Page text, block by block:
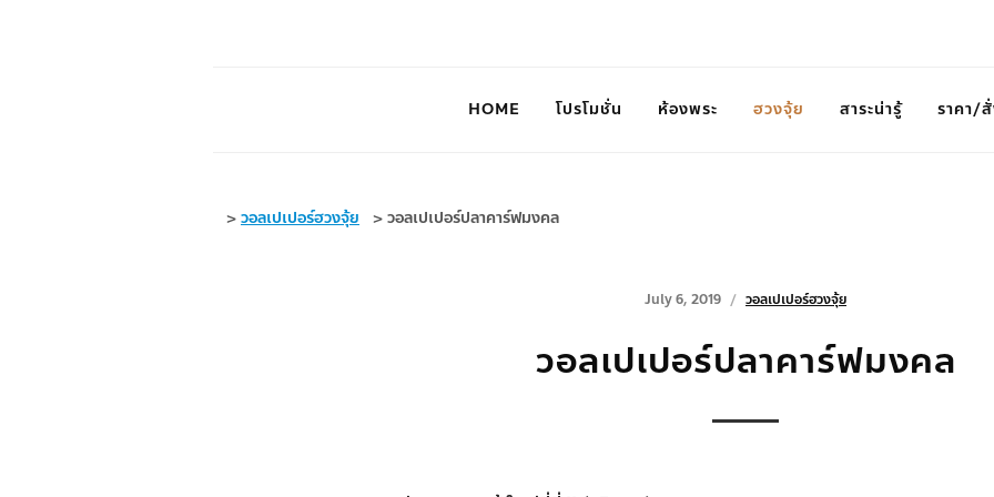
HOME โปรโมชั่น ห้องพระ ฮวงจุ้ย สาระน่ารู้ ราคา/
>วอลเปเปอร์ฮวงจุ้ย >วอลเปเปอร์ปลาคาร์ฟมงคล
July 6, 2019 วอลเปเปอร์ฮวงจุ้ย
วอลเปเปอร์ปลาคาร์ฟมงคล